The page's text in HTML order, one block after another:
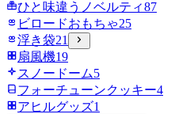
ひと味違うノベルティ87
ビロードおもちゃ25
浮き袋21
扇風機19
スノードーム5
フォーチューンクッキー4
アヒルグッズ1